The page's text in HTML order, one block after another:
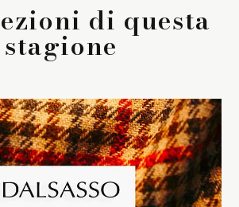
di questa
stagione